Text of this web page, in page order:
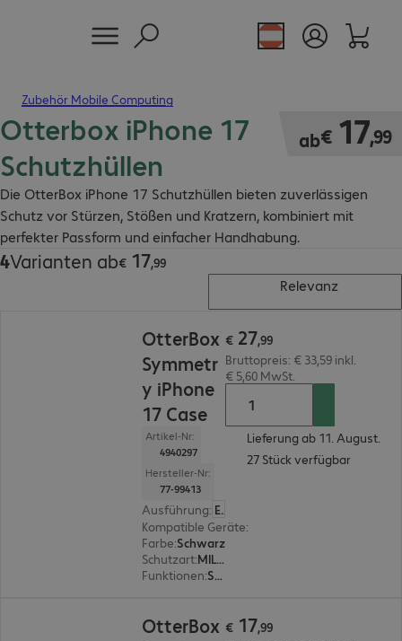
Zubehör Mobile Computing
Otterbox iPhone 17
Schutzhüllen
Die OtterBox iPhone 17 Schutzhüllen bieten zuverlässigen
Schutz vor Stürzen, Stößen und Kratzern, kombiniert mit
perfekter Passform und einfacher Handhabung.
ab€ 17,99
€ 17,99
4Varianten ab€ 17,99
€ 17,99
Relevanz
OtterBox
Symmetr
y iPhone
17 Case
Artikel-Nr:
4940297
Hersteller-Nr:
77-99413
Ausführung:
Europäisch
Kompatible Geräte:
Farbe:Schwarz
Schutzart:
MIL-STD 810G
Funktionen: Schutz der Smartphone Rückseite
€ 27,99
Bruttopreis: € 33,59 inkl.
€ 5,60 MwSt.
Lieferung ab 11. August.
27 Stück verfügbar
OtterBox € 17,99